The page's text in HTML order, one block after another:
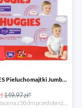
HUGGIES Pieluchomajtki Jumbo 4 3x36szt.
149.97 zł*
*najniższa cena z 30 dni przed obniżką